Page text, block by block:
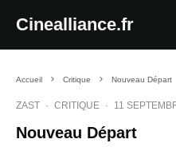
Cinealliance.fr
Accueil Critique Nouveau Départ
ZAST · CRITIQUE · 11
Nouveau Départ